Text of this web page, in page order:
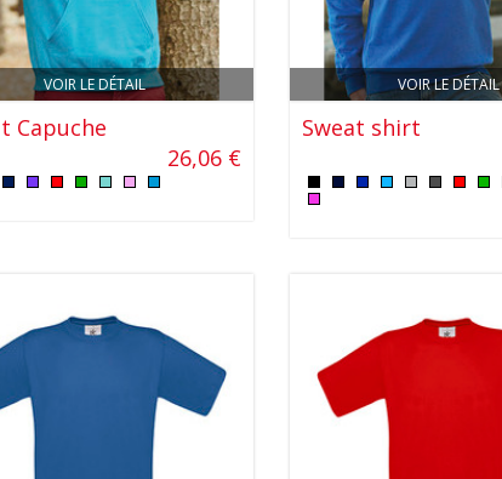
VOIR LE DÉTAIL
Capuche
26,06 €
VOIR LE DÉTAIL
Sweat shirt